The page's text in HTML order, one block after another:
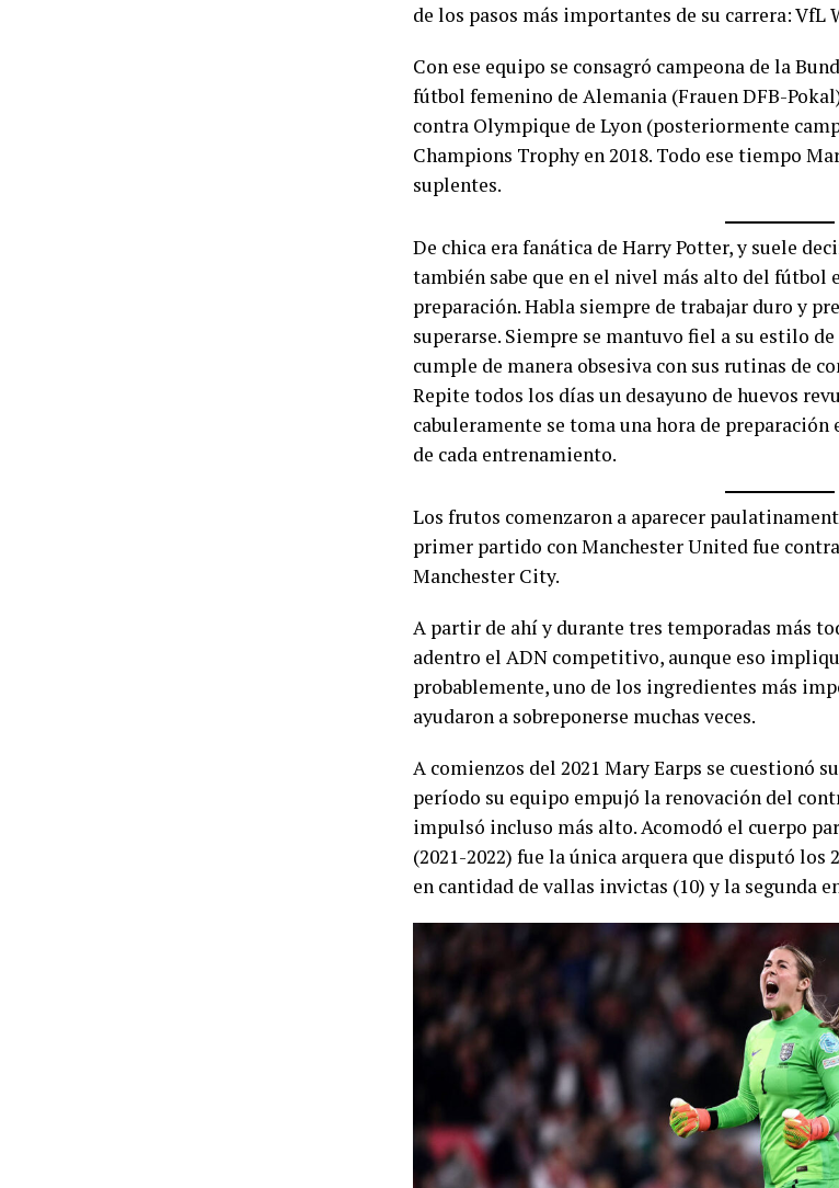
de los pasos más importantes de su carrera: VfL
Con ese equipo se consagró campeona de la
fútbol femenino de Alemania (Frauen DFB-
contra Olympique de Lyon (posteriormente
Champions Trophy en 2018. Todo ese tiempo
suplentes.
De chica era fanática de Harry Potter, y suele
también sabe que en el nivel más alto del fútbol
preparación. Habla siempre de trabajar duro y
superarse. Siempre se mantuvo fiel a su estilo
cumple de manera obsesiva con sus rutinas de
Repite todos los días un desayuno de huevos
cabuleramente se toma una hora de preparación
de cada entrenamiento.
Los frutos comenzaron a aparecer
primer partido con Manchester United fue
Manchester City.
A partir de ahí y durante tres temporadas más
adentro el ADN competitivo, aunque eso
probablemente, uno de los ingredientes más
ayudaron a sobreponerse muchas veces.
A comienzos del 2021 Mary Earps se cuestionó
período su equipo empujó la renovación del
impulsó incluso más alto. Acomodó el cuerpo
(2021-2022) fue la única arquera que disputó
en cantidad de vallas invictas (10) y la segunda